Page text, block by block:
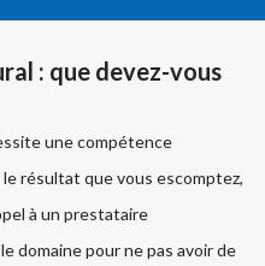
: que devez-vous
une compétence
résultat que vous escomptez,
à un prestataire
domaine pour ne pas avoir de